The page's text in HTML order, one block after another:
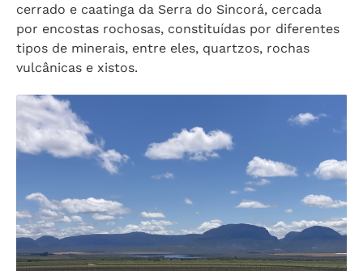
cerrado e caatinga da Serra do Sincorá, cercada
por encostas rochosas, constituídas por diferentes
tipos de minerais, entre eles, quartzos, rochas
vulcânicas e xistos.